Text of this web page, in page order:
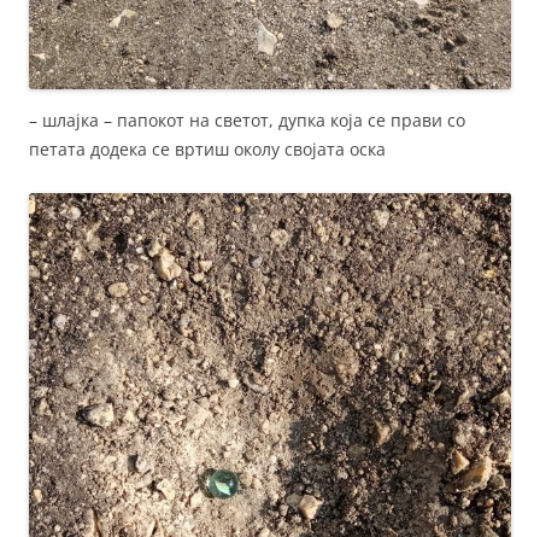
– шлајка – папокот на светот, дупка која се прави со
петата додека се вртиш околу својата оска